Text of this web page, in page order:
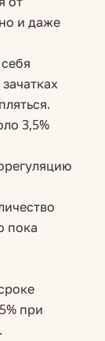
и даже
3,5%
пока
при